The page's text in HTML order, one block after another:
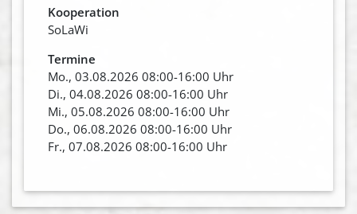
Kooperation
SoLaWi
Termine
Mo., 03.08.2026 08:00-16:00 Uhr
Di., 04.08.2026 08:00-16:00 Uhr
Mi., 05.08.2026 08:00-16:00 Uhr
Do., 06.08.2026 08:00-16:00 Uhr
Fr., 07.08.2026 08:00-16:00 Uhr